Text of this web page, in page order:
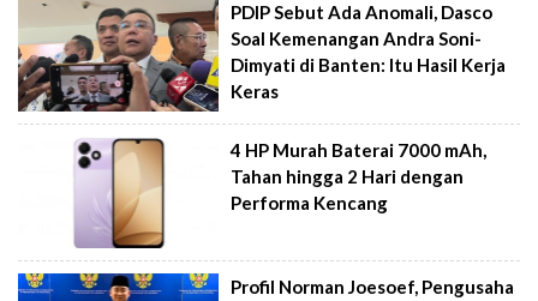
PDIP Sebut Ada Anomali, Dasco
Soal Kemenangan Andra Soni-
Dimyati di Banten: Itu Hasil Kerja
Keras
4 HP Murah Baterai 7000 mAh,
Tahan hingga 2 Hari dengan
Performa Kencang
Profil Norman Joesoef, Pengusaha